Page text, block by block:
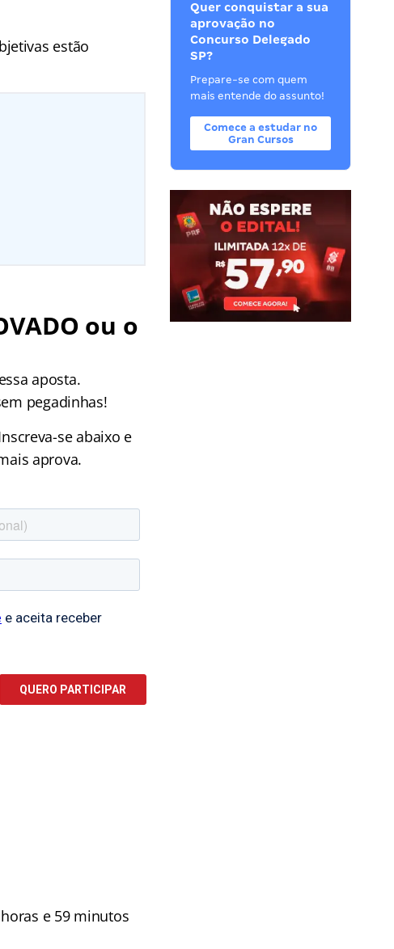
estão
ou o
aposta.
pegadinhas!
se abaixo e
aprova.
e 59 minutos
Quer conquistar a sua
aprovação no
Concurso Delegado
SP?
Prepare-se com quem
mais entende do assunto!
Comece a estudar no
Gran Cursos